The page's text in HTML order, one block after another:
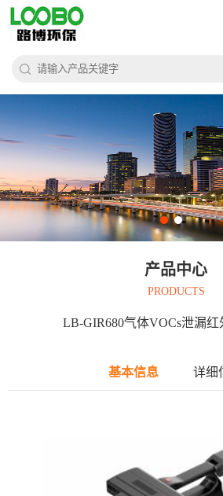
产品中心
PRODUCTS
LB-GIR680气体VOCs泄漏
基本信息 详细